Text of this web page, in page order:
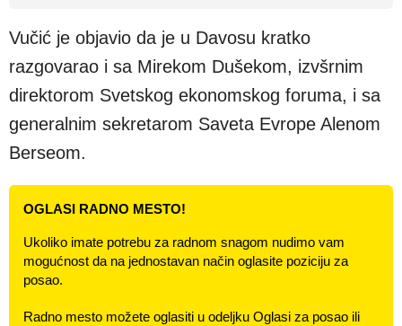
Vučić je objavio da je u Davosu kratko
razgovarao i sa Mirekom Dušekom, izvšrnim
direktorom Svetskog ekonomskog foruma, i sa
generalnim sekretarom Saveta Evrope Alenom
Berseom.
OGLASI RADNO MESTO!
Ukoliko imate potrebu za radnom snagom nudimo vam
mogućnost da na jednostavan način oglasite poziciju za
posao.
Radno mesto možete oglasiti u odeljku Oglasi za posao ili